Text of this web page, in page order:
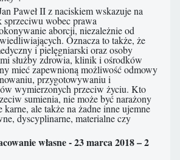
Paweł II z naciskiem wskazuje na
wobec prawa
aborcji, niezależnie od
Oznacza to także, że
i pielęgniarski oraz osoby
służby zdrowia, klinik i ośrodków
mieć zapewnioną możliwość odmowy
przygotowywaniu i
wymierzonych przeciw życiu. Kto
sumienia, nie może być narażony
ale także na żadne inne ujemne
dyscyplinarne, materialne czy
własne - 23 marca 2018 – 2